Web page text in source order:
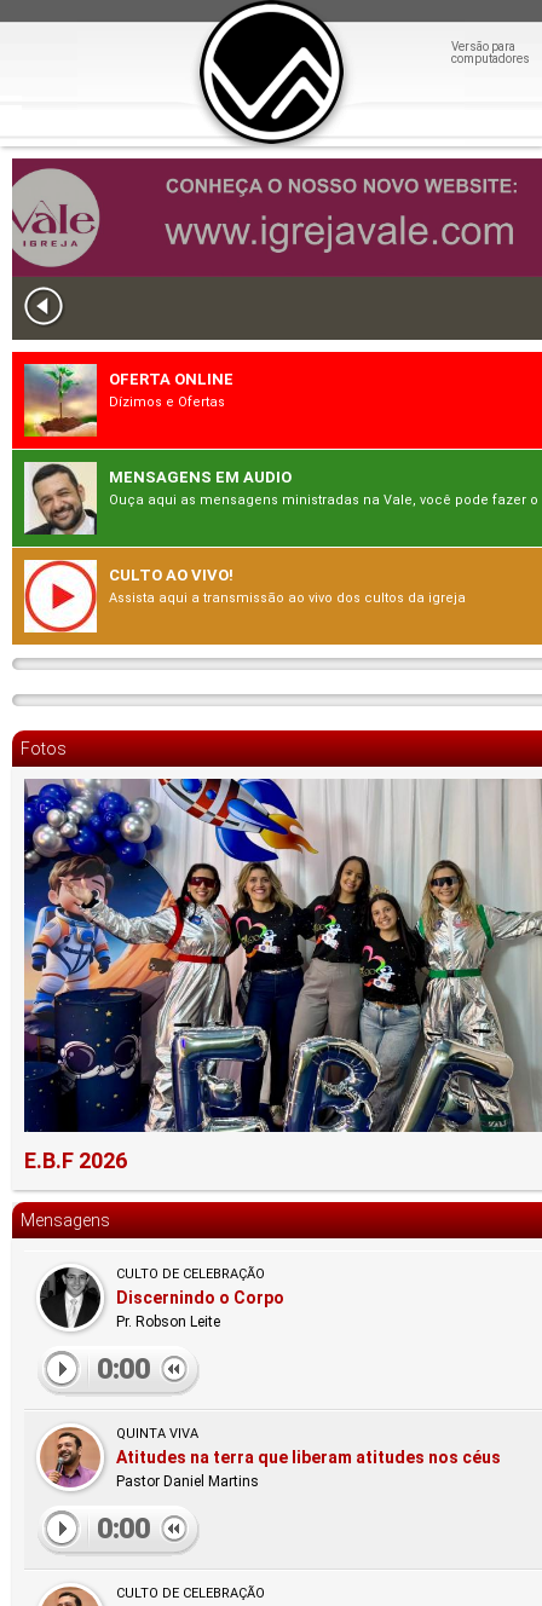
Versão para
computadores
OFERTA ONLINE
Dízimos e Ofertas
MENSAGENS EM AUDIO
Ouça aqui as mensagens ministradas na Vale, você pode fazer o
CULTO AO VIVO!
Assista aqui a transmissão ao vivo dos cultos da igreja
Fotos
E.B.F 2026
Mensagens
CULTO DE CELEBRAÇÃO
Discernindo o Corpo
Pr. Robson Leite
0:00
QUINTA VIVA
Atitudes na terra que liberam atitudes nos céus
Pastor Daniel Martins
0:00
CULTO DE CELEBRAÇÃO